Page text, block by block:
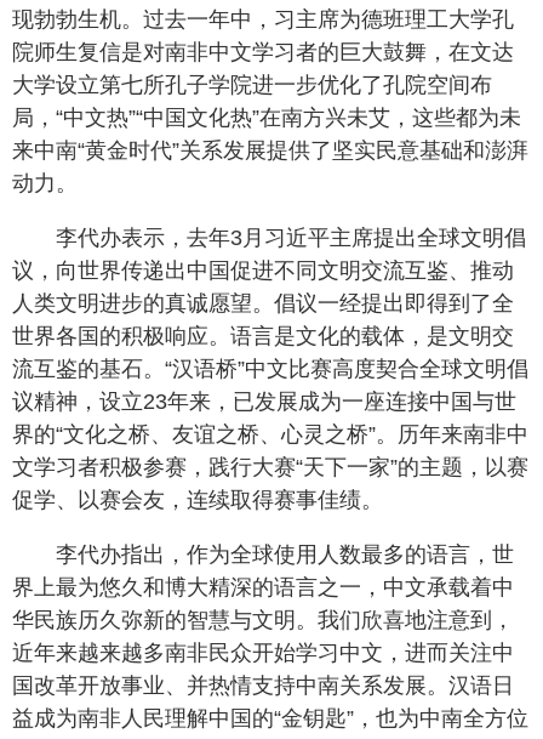
现勃勃生机。过去一年中，习主席为德班理工大学孔
院师生复信是对南非中文学习者的巨大鼓舞，在文达
大学设立第七所孔子学院进一步优化了孔院空间布
局，“中文热”“中国文化热”在南方兴未艾，这些都为未
来中南“黄金时代”关系发展提供了坚实民意基础和澎湃
动力。
李代办表示，去年3月习近平主席提出全球文明倡
议，向世界传递出中国促进不同文明交流互鉴、推动
人类文明进步的真诚愿望。倡议一经提出即得到了全
世界各国的积极响应。语言是文化的载体，是文明交
流互鉴的基石。“汉语桥”中文比赛高度契合全球文明倡
议精神，设立23年来，已发展成为一座连接中国与世
界的“文化之桥、友谊之桥、心灵之桥”。历年来南非中
文学习者积极参赛，践行大赛“天下一家”的主题，以赛
促学、以赛会友，连续取得赛事佳绩。
李代办指出，作为全球使用人数最多的语言，世
界上最为悠久和博大精深的语言之一，中文承载着中
华民族历久弥新的智慧与文明。我们欣喜地注意到，
近年来越来越多南非民众开始学习中文，进而关注中
国改革开放事业、并热情支持中南关系发展。汉语日
益成为南非人民理解中国的“金钥匙”，也为中南全方位